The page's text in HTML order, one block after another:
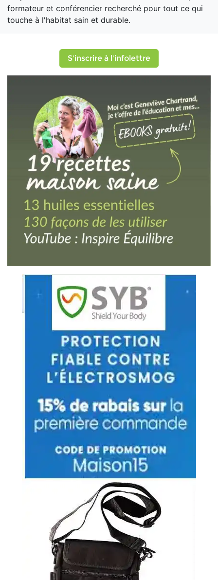
formateur et conférencier recherché pour tout ce qui
touche à l'habitat sain et durable.
S'inscrire à l'infolettre